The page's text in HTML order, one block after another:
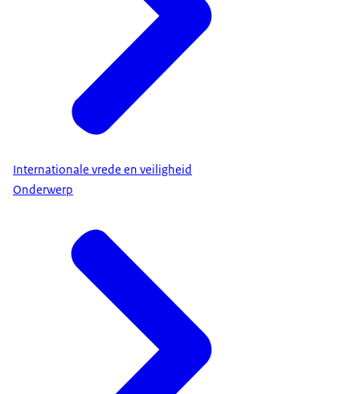
Internationale vrede en veiligheid
Onderwerp